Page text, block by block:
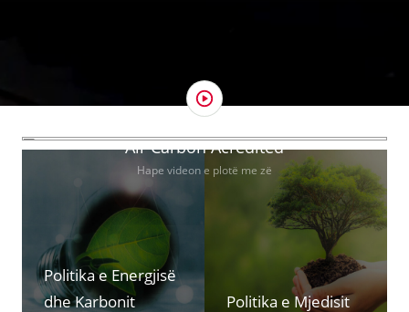
Air Carbon Acredited
Hape videon e plotë me zë
Politika e Energjisë
dhe Karbonit
Politika e Mjedisit